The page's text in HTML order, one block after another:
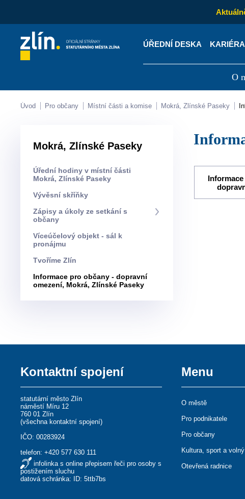
ÚŘEDNÍ DESKA KARIÉRA
O
Kontakty Úřední deska
Úvod Pro občany Místní části a komise Mokrá, Zlínské Paseky
Mokrá, Zlínské Paseky
Úřední hodiny v místní části
Mokrá, Zlínské Paseky
Vývěsní skříňky
Zápisy a úkoly ze setkání s
občany
Víceúčelový objekt - sál k
pronájmu
Tvoříme Zlín
Informace pro občany - dopravní
omezení, Mokrá, Zlínské Paseky
Kontaktní spojení
statutární město Zlín
náměstí Míru 12
760 01 Zlín
(všechna kontaktní spojení)
IČO: 00283924
telefon:+420 577 630 111
infolinka s online přepisem řeči pro osoby s
postižením sluchu
datová schránka: ID: 5ttb7bs
Menu
O městě
Pro podnikatele
Pro občany
Kultura, sport a
Otevřená radnice